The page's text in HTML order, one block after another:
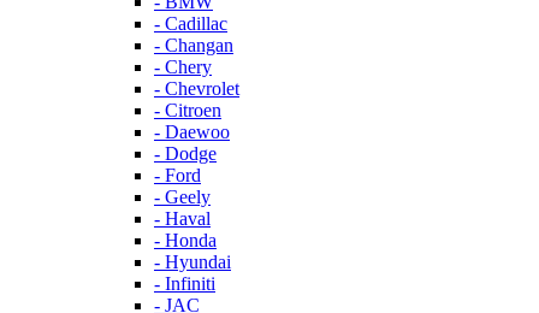
- Cadillac
- Changan
- Chery
- Chevrolet
- Citroen
- Daewoo
- Dodge
- Ford
- Geely
- Haval
- Honda
- Hyundai
- Infiniti
- JAC